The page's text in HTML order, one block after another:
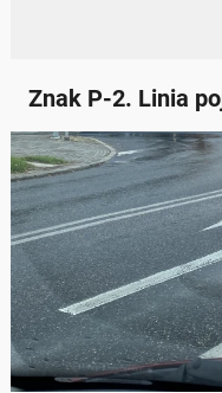
Znak P-2. Linia